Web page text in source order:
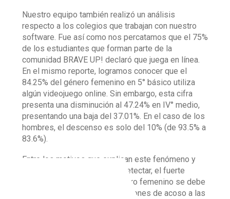
Nuestro equipo también realizó un análisis
respecto a los colegios que trabajan con nuestro
software. Fue así como nos percatamos que el 75%
de los estudiantes que forman parte de la
comunidad BRAVE UP! declaró que juega en línea.
En el mismo reporte, logramos conocer que el
84.25% del género femenino en 5° básico utiliza
algún videojuego online. Sin embargo, esta cifra
presenta una disminución al 47.24% en IV° medio,
presentando una baja del 37.01%. En el caso de los
hombres, el descenso es solo del 10% (de 93.5% a
83.6%).
Entre los motivos que explican este fenómeno y
que nuestro software logró detectar, el fuerte
descenso en el caso del género femenino se debe
a la discriminación y las situaciones de acoso a las